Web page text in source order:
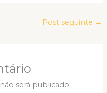
Post seguinte →
será publicado.